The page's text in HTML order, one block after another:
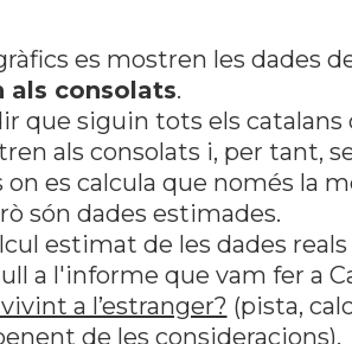
es mostren les dades
als consolats.
que siguin tots els
als consolats i, per tant,
on es calcula que només la
són dades estimades.
estimat de les dades
a l'informe que vam fer a
a l’estranger? (pista,
de les consideracions).